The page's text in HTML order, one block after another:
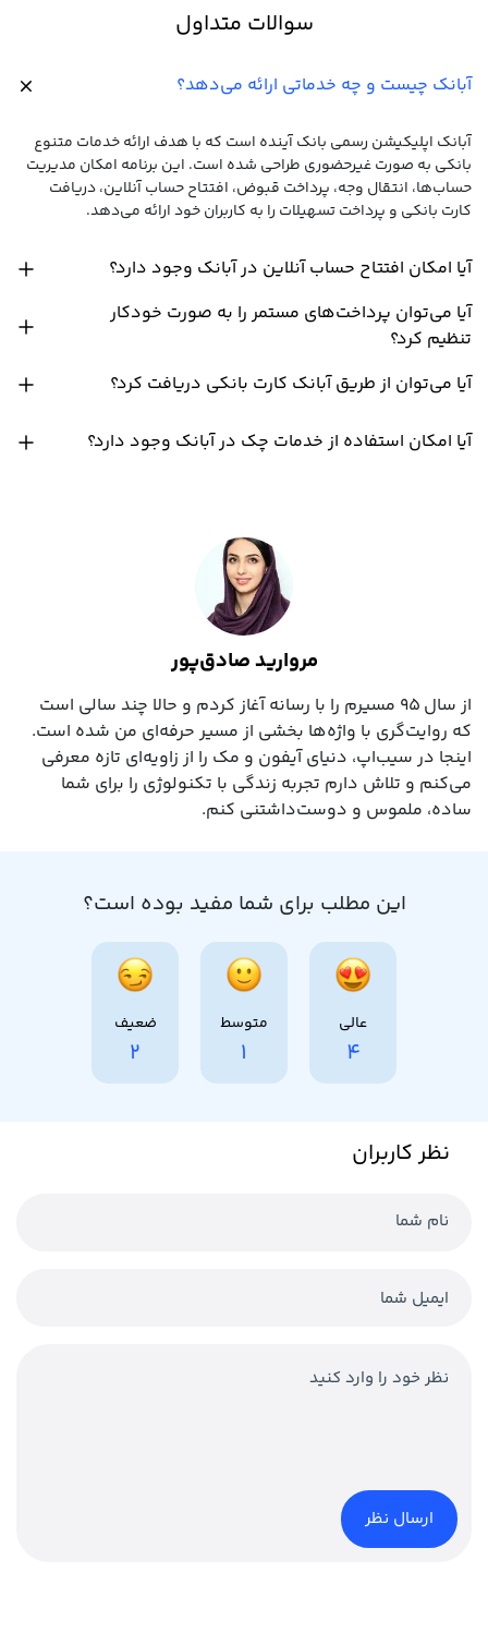
سوالات متداول
آبانک چیست و چه خدماتی ارائه می‌دهد؟
آبانک اپلیکیشن رسمی بانک آینده است که با هدف ارائه خدمات متنوع
بانکی به صورت غیرحضوری طراحی شده است. این برنامه امکان مدیریت
حساب‌ها، انتقال وجه، پرداخت قبوض، افتتاح حساب آنلاین، دریافت
کارت بانکی و پرداخت تسهیلات را به کاربران خود ارائه می‌دهد.
آیا امکان افتتاح حساب آنلاین در آبانک وجود دارد؟
آیا می‌توان پرداخت‌های مستمر را به صورت خودکار
تنظیم کرد؟
آیا می‌توان از طریق آبانک کارت بانکی دریافت کرد؟
آیا امکان استفاده از خدمات چک در آبانک وجود دارد؟
مروارید صادق‌پور
از سال ۹۵ مسیرم را با رسانه آغاز کردم و حالا چند سالی است
که روایت‌گری با واژه‌ها بخشی از مسیر حرفه‌ای‌ من شده است.
اینجا در سیب‌اپ، دنیای آیفون و مک را از زاویه‌ای تازه معرفی
می‌کنم و تلاش دارم تجربه زندگی با تکنولوژی را برای شما
ساده، ملموس و دوست‌داشتنی کنم.
این مطلب برای شما مفید بوده است؟
عالی
4
متوسط
1
ضعیف
2
نظر کاربران